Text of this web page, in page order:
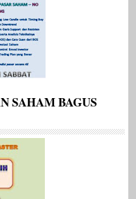
SAHAM BAGUS